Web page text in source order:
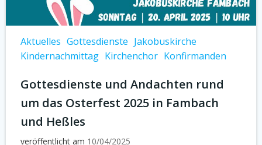
Aktuelles Gottesdienste Jakobuskirche
Kindernachmittag Kirchenchor Konfirmanden
Gottesdienste und Andachten rund
um das Osterfest 2025 in Fambach
und Heßles
veröffentlicht am 10/04/2025